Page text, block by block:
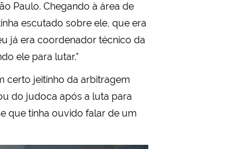
Paulo. Chegando à área de
escutado sobre ele, que era
já era coordenador técnico da
ele para lutar."
certo jeitinho da arbitragem
do judoca após a luta para
que tinha ouvido falar de um